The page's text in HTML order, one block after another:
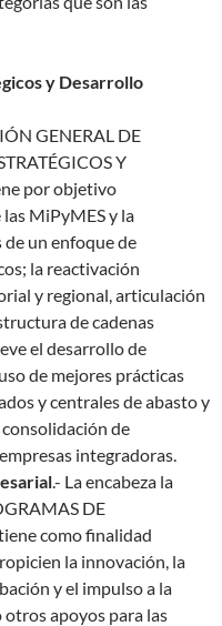
y Desarrollo
GENERAL DE
Y
por objetivo
MiPyMES y la
un enfoque de
la reactivación
y regional, articulación
de cadenas
el desarrollo de
de mejores prácticas
y centrales de abasto y
de
integradoras.
.- La encabeza la
DE
como finalidad
la innovación, la
y el impulso a la
apoyos para las